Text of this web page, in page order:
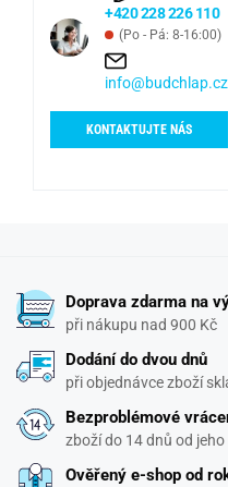
+420 228 226 110
(Po - Pá: 8-16:00)
info@budchlap.cz
KONTAKTUJTE NÁS
Doprava zdarma na
při nákupu nad 900 Kč
Dodání do dvou dnů
při objednávce zboží
Bezproblémové
zboží do 14 dnů od
Ověřený e-shop od